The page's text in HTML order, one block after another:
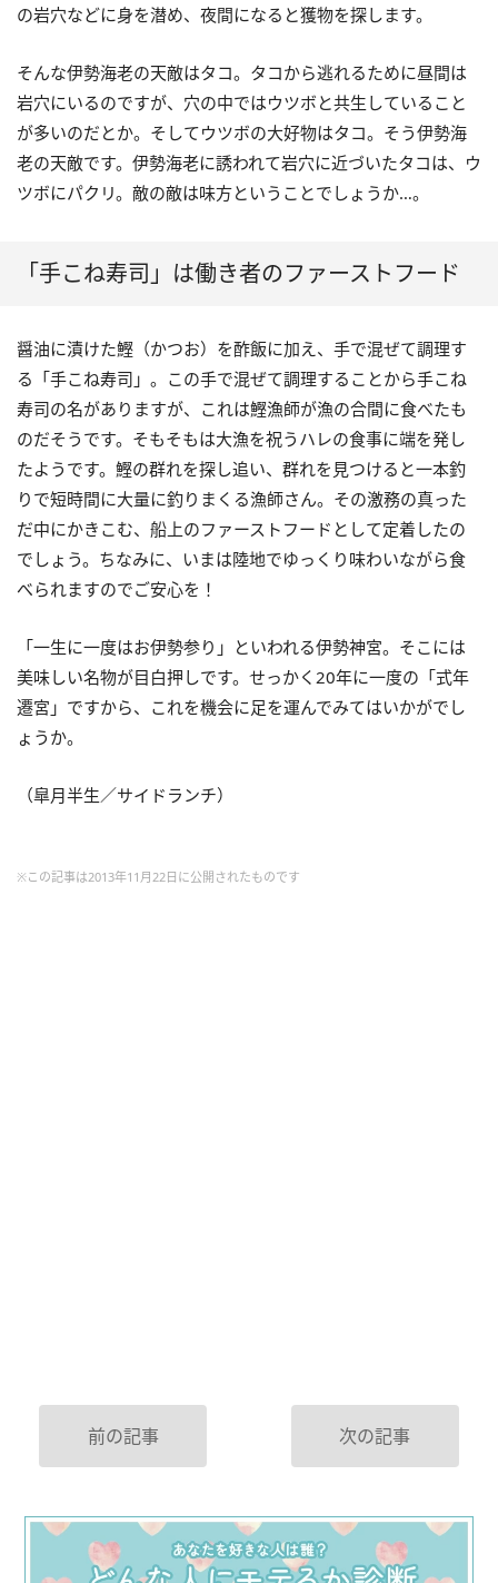
の岩穴などに身を潜め、夜間になると獲物を探します。
そんな伊勢海老の天敵はタコ。タコから逃れるために昼間は
岩穴にいるのですが、穴の中ではウツボと共生していること
が多いのだとか。そしてウツボの大好物はタコ。そう伊勢海
老の天敵です。伊勢海老に誘われて岩穴に近づいたタコは、ウ
ツボにパクリ。敵の敵は味方ということでしょうか…。
「手こね寿司」は働き者のファーストフード
醤油に漬けた鰹（かつお）を酢飯に加え、手で混ぜて調理す
る「手こね寿司」。この手で混ぜて調理することから手こね
寿司の名がありますが、これは鰹漁師が漁の合間に食べたも
のだそうです。そもそもは大漁を祝うハレの食事に端を発し
たようです。鰹の群れを探し追い、群れを見つけると一本釣
りで短時間に大量に釣りまくる漁師さん。その激務の真った
だ中にかきこむ、船上のファーストフードとして定着したの
でしょう。ちなみに、いまは陸地でゆっくり味わいながら食
べられますのでご安心を！
「一生に一度はお伊勢参り」といわれる伊勢神宮。そこには
美味しい名物が目白押しです。せっかく20年に一度の「式年
遷宮」ですから、これを機会に足を運んでみてはいかがでし
ょうか。
（皐月半生／サイドランチ）
※この記事は2013年11月22日に公開されたものです
前の記事 次の記事